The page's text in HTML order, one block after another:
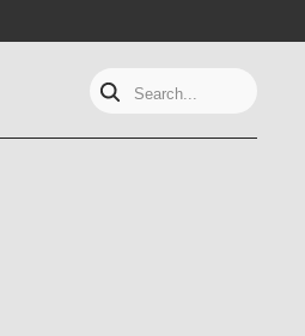
Search...